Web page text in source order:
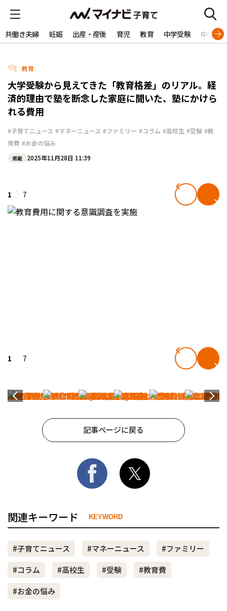
共働き夫婦 妊娠 出産・産後 育児 教育 中学受験 中学生
教育
大学受験から見えてきた「教育格差」のリアル。経
済的理由で塾を断念した家庭に聞いた、塾にかけら
れる費用
#子育てニュース #マネーニュース #ファミリー #コラム #高校生 #受験 #教
育費 #お金の悩み
掲載 2025年11月28日 11:39
1 7
1 7
記事ページに戻る
関連キーワード KEYWORD
#子育てニュース #マネーニュース
#ファミリー
#コラム
#高校生 #受験
#教育費
#お金の悩み